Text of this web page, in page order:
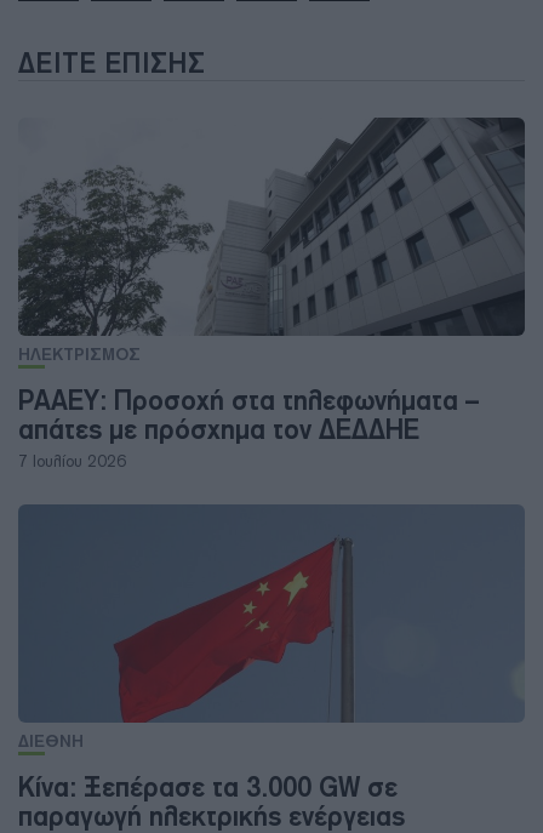
ΔΕΊΤΕ ΕΠΊΣΗΣ
ΗΛΕΚΤΡΙΣΜΟΣ
ΡΑΑΕΥ: Προσοχή στα τηλεφωνήματα –
απάτες με πρόσχημα τον ΔΕΔΔΗΕ
7 Ιουλίου 2026
ΔΙΕΘΝΗ
Κίνα: Ξεπέρασε τα 3.000 GW σε
παραγωγή ηλεκτρικής ενέργειας